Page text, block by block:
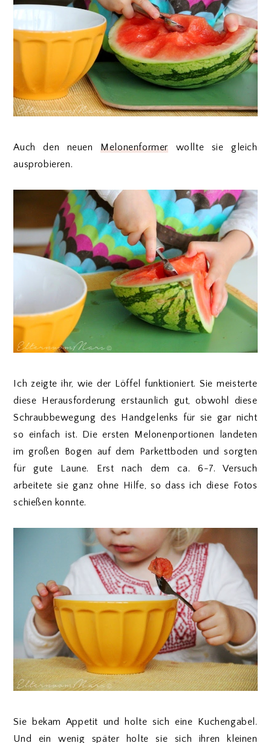
Auch den neuenMelonenformer wollte sie gleich
ausprobieren.
Ich zeigte ihr, wie der Löffel funktioniert. Sie meisterte
diese Herausforderung erstaunlich gut, obwohl diese
Schraubbewegung des Handgelenks für sie gar nicht
so einfach ist. Die ersten Melonenportionen landeten
im großen Bogen auf dem Parkettboden und sorgten
für gute Laune. Erst nach dem ca. 6-7. Versuch
arbeitete sie ganz ohne Hilfe, so dass ich diese Fotos
schießen konnte.
Sie bekam Appetit und holte sich eine Kuchengabel.
Und ein wenig später holte sie sich ihren kleinen